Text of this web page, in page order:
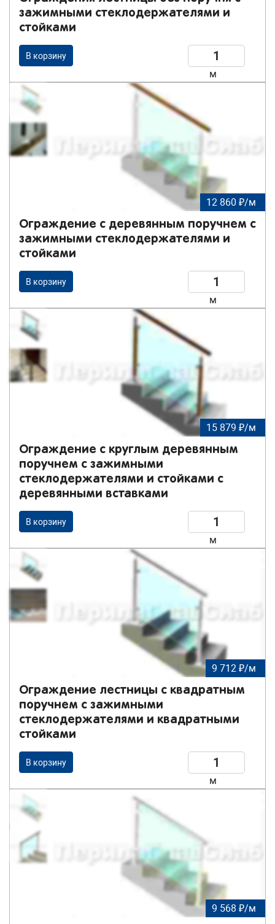
зажимными стеклодержателями и
стойками
В корзину
м
12 860 ₽/м
Ограждение с деревянным поручнем с
зажимными стеклодержателями и
стойками
В корзину
м
15 879 ₽/м
Ограждение с круглым деревянным
поручнем с зажимными
стеклодержателями и стойками с
деревянными вставками
В корзину
м
9 712 ₽/м
Ограждение лестницы с квадратным
поручнем с зажимными
стеклодержателями и квадратными
стойками
В корзину
м
9 568 ₽/м